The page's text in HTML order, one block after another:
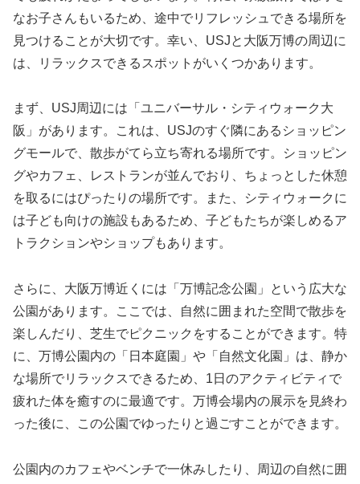
なお子さんもいるため、途中でリフレッシュできる場所を
見つけることが大切です。幸い、USJと大阪万博の周辺に
は、リラックスできるスポットがいくつかあります。
まず、USJ周辺には「ユニバーサル・シティウォーク大
阪」があります。これは、USJのすぐ隣にあるショッピン
グモールで、散歩がてら立ち寄れる場所です。ショッピン
グやカフェ、レストランが並んでおり、ちょっとした休憩
を取るにはぴったりの場所です。また、シティウォークに
は子ども向けの施設もあるため、子どもたちが楽しめるア
トラクションやショップもあります。
さらに、大阪万博近くには「万博記念公園」という広大な
公園があります。ここでは、自然に囲まれた空間で散歩を
楽しんだり、芝生でピクニックをすることができます。特
に、万博公園内の「日本庭園」や「自然文化園」は、静か
な場所でリラックスできるため、1日のアクティビティで
疲れた体を癒すのに最適です。万博会場内の展示を見終わ
った後に、この公園でゆったりと過ごすことができます。
公園内のカフェやベンチで一休みしたり、周辺の自然に囲